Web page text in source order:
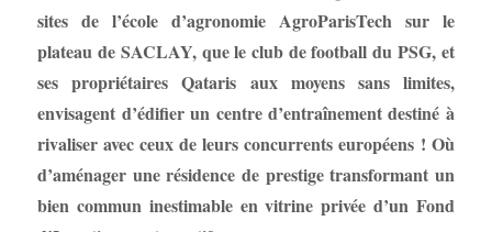
sites de l’école d’agronomie AgroParisTech sur le
plateau de SACLAY, que le club de football du PSG, et
ses propriétaires Qataris aux moyens sans limites,
envisagent d’édifier un centre d’entraînement destiné à
rivaliser avec ceux de leurs concurrents européens ! Où
d’aménager une résidence de prestige transformant un
bien commun inestimable en vitrine privée d’un Fond